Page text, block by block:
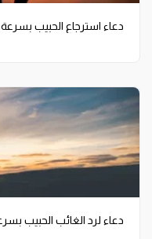
دعاء استرجاع الحبيب
دعاء لرد الغائب الحبيب